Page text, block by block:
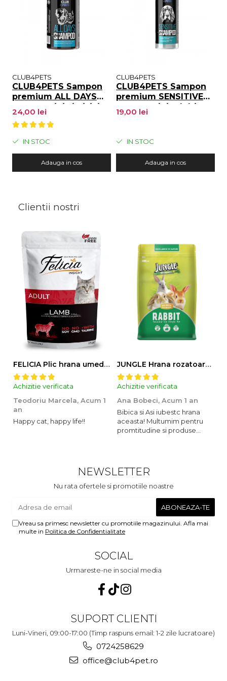
CLUB4PETS
CLUB4PETS Sampon
premium ALL DAYS
pentru caini si pisici,
Uz zilnic, 500 ML
24,00 lei
IN STOC
Adauga in cos
CLUB4PETS
CLUB4PETS Sampon
premium SENSITIVE
pentru caini adulti cu
pielea sensibila, 250
19,00 lei
IN STOC
Adauga in cos
Clientii nostri
FELICIA Plic hrana umeda pentru pisici adulte, cu Miel, Set 12x85g
Achizitie verificata
Teodoriu Marcela, Acum 1
an
Happy cat, happy life!!
JUNGLE Hrana rozatoare IEPURI 500g
Achizitie verificata
Ana Bobeci, Acum 1 an
Bibica si Asi iubestc hrana
aceasta! Multumim pentru
promtitudine si produse
NEWSLETTER
Nu rata ofertele si promotiile noastre
Vreau sa primesc newsletter cu promotiile magazinului. Afla mai
multe in Politica de Confidentialitate
SOCIAL
Urmareste-ne in social media
SUPORT CLIENTI
Luni-Vineri, 09:00-17:00 (Timp raspuns email: 1-2 zile lucratoare)
0724258629
office@club4pet.ro